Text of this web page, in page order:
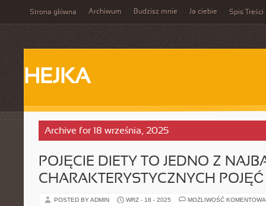
Strona główna Archiwum Budzisz mnie Ja ciebie Spis Treści
HEJKA
Archive for 18 września, 2025
POJĘCIE DIETY TO JEDNO Z
CHARAKTERYSTYCZNYCH POJĘĆ
POSTED BY ADMIN WRZ - 18 - 2025 MOŻLIWOŚĆ